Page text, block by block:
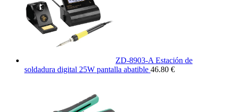
ZD-8903-A Estación de
soldadura digital 25W pantalla abatible 46.80 €